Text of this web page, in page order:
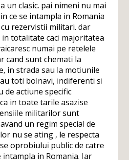
un clasic. pai nimeni nu mai
ce se intampla in Romania
rezervistii militari. dar
totalitate caci majoritatea
numai pe retelele
cand sunt chemati la
in strada sau la motiunile
toti bolnavi, indiferenti si
de actiune specific
in toate tarile asazise
militarilor sunt
un regim special de
nu se ating , le respecta
oprobiului public de catre
in Romania. Iar